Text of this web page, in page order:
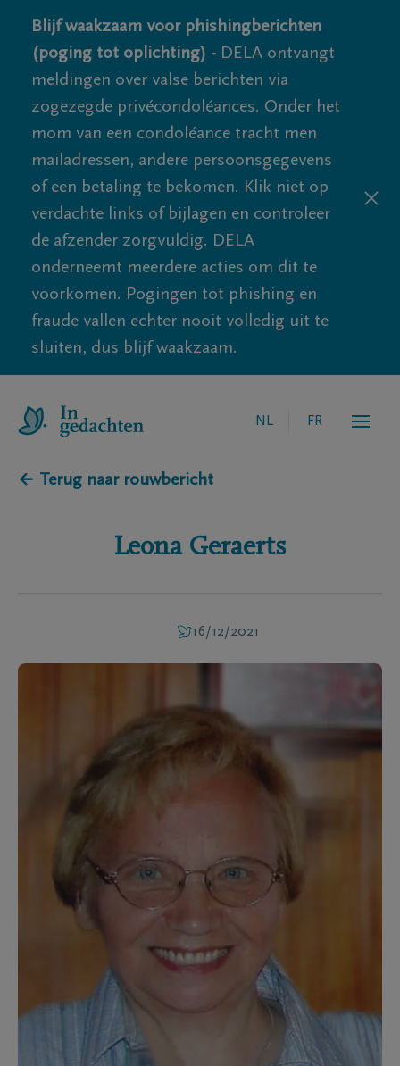
Blijf waakzaam voor phishingberichten
(poging tot oplichting) - DELA ontvangt
meldingen over valse berichten via
zogezegde privécondoléances. Onder het
mom van een condoléance tracht men
mailadressen, andere persoonsgegevens
of een betaling te bekomen. Klik niet op
verdachte links of bijlagen en controleer
de afzender zorgvuldig. DELA
onderneemt meerdere acties om dit te
voorkomen. Pogingen tot phishing en
fraude vallen echter nooit volledig uit te
sluiten, dus blijf waakzaam.
NL FR
← Terug naar rouwbericht
Leona Geraerts
16/12/2021